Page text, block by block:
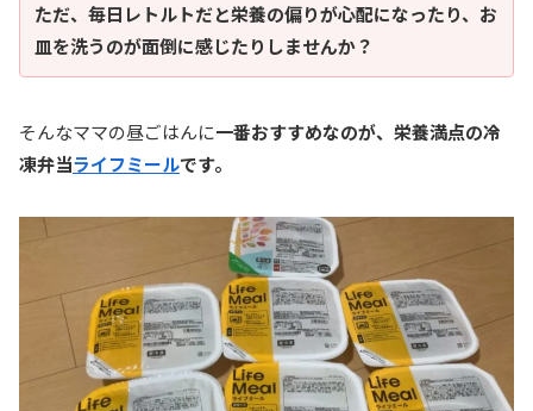
ただ、毎日レトルトだと栄養の偏りが心配になったり、お
皿を洗うのが面倒に感じたりしませんか？
そんなママの昼ごはんに一番おすすめなのが、栄養満点の冷
凍弁当ライフミールです。